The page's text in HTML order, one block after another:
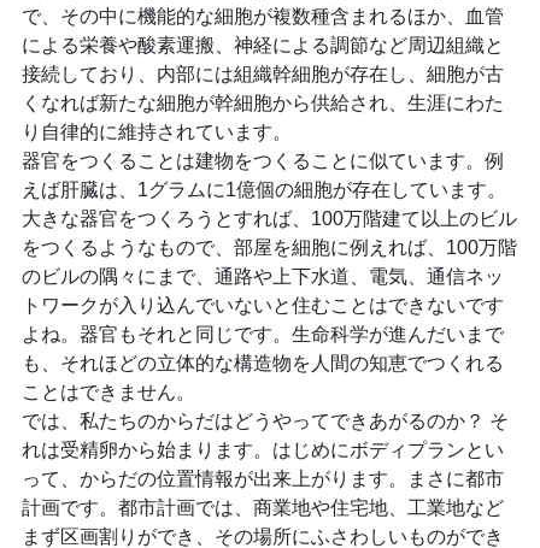
で、その中に機能的な細胞が複数種含まれるほか、血管
による栄養や酸素運搬、神経による調節など周辺組織と
接続しており、内部には組織幹細胞が存在し、細胞が古
くなれば新たな細胞が幹細胞から供給され、生涯にわた
り自律的に維持されています。
器官をつくることは建物をつくることに似ています。例
えば肝臓は、1グラムに1億個の細胞が存在しています。
大きな器官をつくろうとすれば、100万階建て以上のビル
をつくるようなもので、部屋を細胞に例えれば、100万階
のビルの隅々にまで、通路や上下水道、電気、通信ネッ
トワークが入り込んでいないと住むことはできないです
よね。器官もそれと同じです。生命科学が進んだいまで
も、それほどの立体的な構造物を人間の知恵でつくれる
ことはできません。
では、私たちのからだはどうやってできあがるのか？ そ
れは受精卵から始まります。はじめにボディプランとい
って、からだの位置情報が出来上がります。まさに都市
計画です。都市計画では、商業地や住宅地、工業地など
まず区画割りができ、その場所にふさわしいものができ